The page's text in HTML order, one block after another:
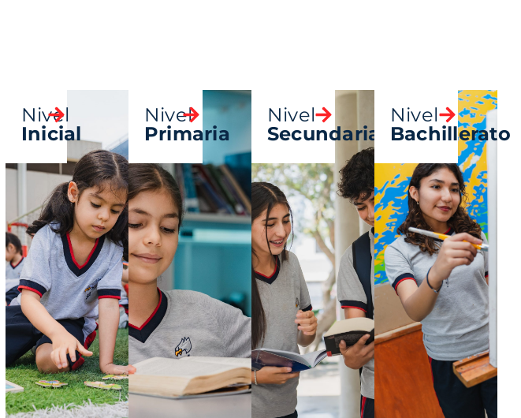
Nivel
Inicial
Nivel
Primaria
Nivel
Secundaria
Nivel
Bachillerato